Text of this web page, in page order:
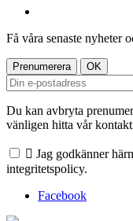
Få våra senaste nyheter
Du kan avbryta
vänligen hitta vår
 Jag godkänner
integritetspolicy.
Facebook